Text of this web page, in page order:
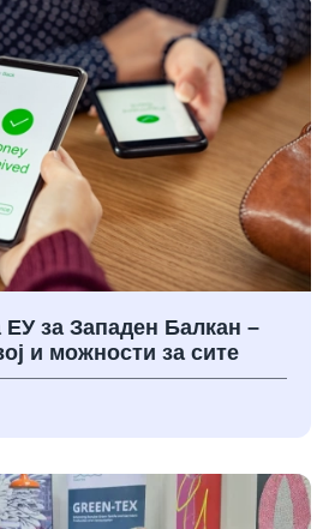
ЕУ за Западен Балкан –
и можности за сите